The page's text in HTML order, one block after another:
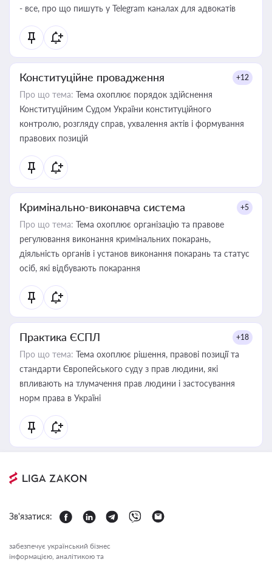
- все, про що пишуть у Telegram каналах для адвокатів
Конституційне провадження +12
Про що тема: Тема охоплює порядок здійснення
Конституційним Судом України конституційного
контролю, розгляду справ, ухвалення актів і формування
правових позицій
Кримінально-виконавча система +5
Про що тема: Тема охоплює організацію та правове
регулювання виконання кримінальних покарань,
діяльність органів і установ виконання покарань та статус
осіб, які відбувають покарання
Практика ЄСПЛ +18
Про що тема: Тема охоплює рішення, правові позиції та
стандарти Європейського суду з прав людини, які
впливають на тлумачення прав людини і застосування
норм права в Україні
Зв'язатися:
забезпечує український бізнес
інформацією, аналітикою та